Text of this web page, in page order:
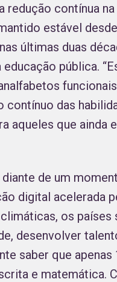
redução contínua
estável
últimas duas
pública.
contínuo das
aqueles que ainda
de um
digital acelerada
os
desenvolver
saber que
e matemática.